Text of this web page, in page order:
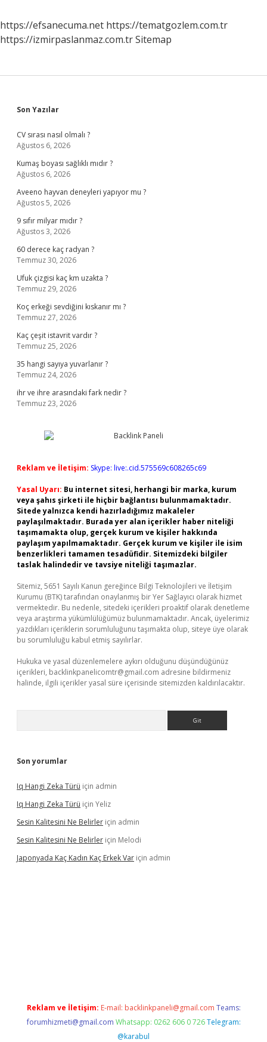
https://efsanecuma.net https://tematgozlem.com.tr
https://izmirpaslanmaz.com.trSitemap
Sidebar
Son Yazılar
CV sırası nasıl olmalı ?
Ağustos 6, 2026
Kumaş boyası sağlıklı mıdır ?
Ağustos 6, 2026
Aveeno hayvan deneyleri yapıyor mu ?
Ağustos 5, 2026
9 sıfır milyar mıdır ?
Ağustos 3, 2026
60 derece kaç radyan ?
Temmuz 30, 2026
Ufuk çizgisi kaç km uzakta ?
Temmuz 29, 2026
Koç erkeği sevdiğini kıskanır mı ?
Temmuz 27, 2026
Kaç çeşit istavrit vardır ?
Temmuz 25, 2026
35 hangi sayıya yuvarlanır ?
Temmuz 24, 2026
ihr ve ihre arasındaki fark nedir ?
Temmuz 23, 2026
Reklam ve İletişim: Skype: live:.cid.575569c608265c69
Yasal Uyarı: Bu internet sitesi, herhangi bir marka, kurum
veya şahıs şirketi ile hiçbir bağlantısı bulunmamaktadır.
Sitede yalnızca kendi hazırladığımız makaleler
paylaşılmaktadır. Burada yer alan içerikler haber niteliği
taşımamakta olup, gerçek kurum ve kişiler hakkında
paylaşım yapılmamaktadır. Gerçek kurum ve kişiler ile isim
benzerlikleri tamamen tesadüfidir. Sitemizdeki bilgiler
taslak halindedir ve tavsiye niteliği taşımazlar.
Sitemiz, 5651 Sayılı Kanun gereğince Bilgi Teknolojileri ve İletişim
Kurumu (BTK) tarafından onaylanmış bir Yer Sağlayıcı olarak hizmet
vermektedir. Bu nedenle, sitedeki içerikleri proaktif olarak denetleme
veya araştırma yükümlülüğümüz bulunmamaktadır. Ancak, üyelerimiz
yazdıkları içeriklerin sorumluluğunu taşımakta olup, siteye üye olarak
bu sorumluluğu kabul etmiş sayılırlar.
Hukuka ve yasal düzenlemelere aykırı olduğunu düşündüğünüz
içerikleri, backlinkpanelicomtr@gmail.com adresine bildirmeniz
halinde, ilgili içerikler yasal süre içerisinde sitemizden kaldırılacaktır.
Son yorumlar
Iq Hangi Zeka Türü için admin
Iq Hangi Zeka Türü için Yeliz
Sesin Kalitesini Ne Belirler için admin
Sesin Kalitesini Ne Belirler için Melodi
Japonyada Kaç Kadın Kaç Erkek Var için admin
Reklam ve İletişim: E-mail: backlinkpaneli@gmail.com Teams:
forumhizmeti@gmail.com Whatsapp: 0262 606 0 726 Telegram:
@karabul